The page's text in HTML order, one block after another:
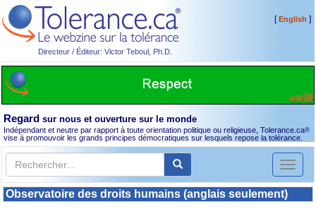
Directeur / Éditeur: Victor Teboul, Ph.D.
[English ]
Regard sur nous et ouverture sur le monde
Indépendant et neutre par rapport à toute orientation politique ou religieuse, Tolerance.ca®
vise à promouvoir les grands principes démocratiques sur lesquels repose la tolérance.
Toggle
Observatoire des droits humains (anglais seulement)